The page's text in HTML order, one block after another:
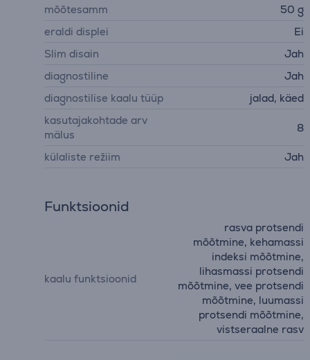
mõõtesamm
50 g
eraldi displei
Ei
Slim disain
Jah
diagnostiline
Jah
diagnostilise kaalu tüüp
jalad, käed
kasutajakohtade arv
mälus
8
külaliste režiim Jah
Funktsioonid
kaalu funktsioonid
rasva protsendi
mõõtmine, kehamassi
indeksi mõõtmine,
lihasmassi protsendi
mõõtmine, vee protsendi
mõõtmine, luumassi
protsendi mõõtmine,
vistseraalne rasv